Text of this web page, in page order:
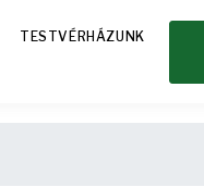
TESTVÉRHÁZUNK